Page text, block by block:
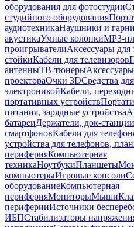
оборудования для фотостудии
студийного оборудования
аудиотехникаНаушники и
акустикаУмные колонкиMP3-
проигрывателиАксессуары для
стойкиКабели для телевизоров
антенныТВ-тюнеры
проектораОчки 3DСредства
электроникойКабели,
портативных устройств
питания, зарядные устройства
батареиДержатели, док-станции
смартфоновКабели для
устройства для телефонов,
периферияКомпьютерная
техникаНоутбукиПланшеты
компьютерыИгровые консоли
оборудованиеКомпьютерная
периферияМониторыМыши
периферииИсточники
ИБПСтабилизаторы